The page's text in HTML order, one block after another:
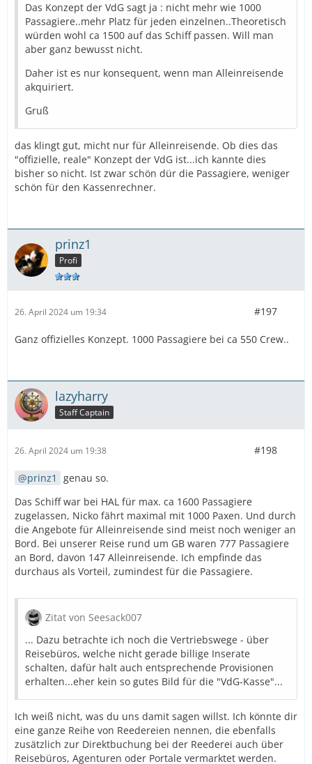
Das Konzept der VdG sagt ja : nicht mehr wie 1000
Passagiere..mehr Platz für jeden einzelnen..Theoretisch
würden wohl ca 1500 auf das Schiff passen. Will man
aber ganz bewusst nicht.
Daher ist es nur konsequent, wenn man Alleinreisende
akquiriert.
Gruß
das klingt gut, micht nur für Alleinreisende. Ob dies das
"offizielle, reale" Konzept der VdG ist...ich kannte dies
bisher so nicht. Ist zwar schön dür die Passagiere, weniger
schön für den Kassenrechner.
prinz1
Profi
26. April 2024 um 19:34 #197
Ganz offizielles Konzept. 1000 Passagiere bei ca 550 Crew..
lazyharry
Staff Captain
26. April 2024 um 19:38 #198
prinz1
genau so.
Das Schiff war bei HAL für max. ca 1600 Passagiere
zugelassen, Nicko fährt maximal mit 1000 Paxen. Und durch
die Angebote für Alleinreisende sind meist noch weniger an
Bord. Bei unserer Reise rund um GB waren 777 Passagiere
an Bord, davon 147 Alleinreisende. Ich empfinde das
durchaus als Vorteil, zumindest für die Passagiere.
Zitat von Seesack007
... Dazu betrachte ich noch die Vertriebswege - über
Reisebüros, welche nicht gerade billige Inserate
schalten, dafür halt auch entsprechende Provisionen
erhalten...eher kein so gutes Bild für die "VdG-Kasse"...
Ich weiß nicht, was du uns damit sagen willst. Ich könnte dir
eine ganze Reihe von Reedereien nennen, die ebenfalls
zusätzlich zur Direktbuchung bei der Reederei auch über
Reisebüros, Agenturen oder Portale vermarktet werden.